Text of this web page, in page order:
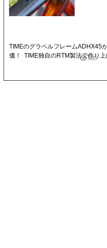
595
TIMEのグラベルフレームADHX45
価！ TIME独自のRTM製法で作り